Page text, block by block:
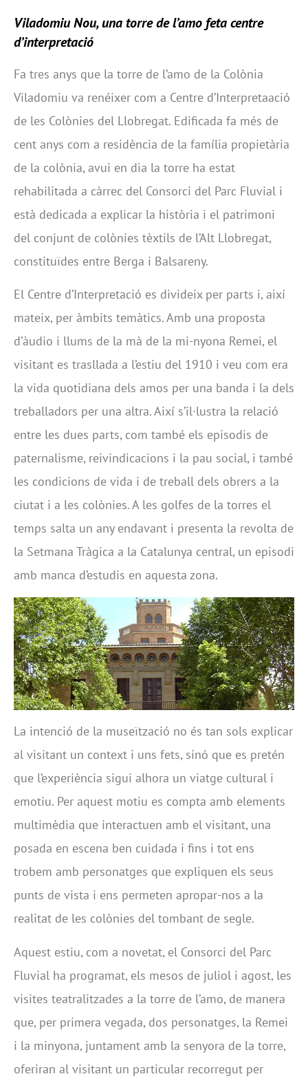
Viladomiu Nou, una torre de l’amo feta centre
d’interpretació
Fa tres anys que la torre de l’amo de la Colònia
Viladomiu va renéixer com a Centre d’Interpretaació
de les Colònies del Llobregat. Edificada fa més de
cent anys com a residència de la família propietària
de la colònia, avui en dia la torre ha estat
rehabilitada a càrrec del Consorci del Parc Fluvial i
està dedicada a explicar la història i el patrimoni
del conjunt de colònies tèxtils de l’Alt Llobregat,
constituïdes entre Berga i Balsareny.
El Centre d’Interpretació es divideix per parts i, així
mateix, per àmbits temàtics. Amb una proposta
d’àudio i llums de la mà de la mi-nyona Remei, el
visitant es trasllada a l’estiu del 1910 i veu com era
la vida quotidiana dels amos per una banda i la dels
treballadors per una altra. Així s’il·lustra la relació
entre les dues parts, com també els episodis de
paternalisme, reivindicacions i la pau social, i també
les condicions de vida i de treball dels obrers a la
ciutat i a les colònies. A les golfes de la torres el
temps salta un any endavant i presenta la revolta de
la Setmana Tràgica a la Catalunya central, un episodi
amb manca d’estudis en aquesta zona.
La intenció de la museïtzació no és tan sols explicar
al visitant un context i uns fets, sinó que es pretén
que l’experiència sigui alhora un viatge cultural i
emotiu. Per aquest motiu es compta amb elements
multimèdia que interactuen amb el visitant, una
posada en escena ben cuidada i fins i tot ens
trobem amb personatges que expliquen els seus
punts de vista i ens permeten apropar-nos a la
realitat de les colònies del tombant de segle.
Aquest estiu, com a novetat, el Consorci del Parc
Fluvial ha programat, els mesos de juliol i agost, les
visites teatralitzades a la torre de l’amo, de manera
que, per primera vegada, dos personatges, la Remei
i la minyona, juntament amb la senyora de la torre,
oferiran al visitant un particular recorregut per